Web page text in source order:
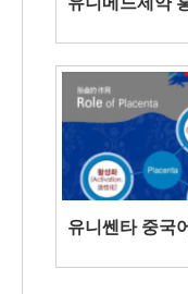
유니쎈타 중국